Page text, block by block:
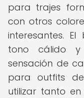
para trajes
con otros
interesantes.
tono cálido
sensación de
para outfits
utilizar tanto